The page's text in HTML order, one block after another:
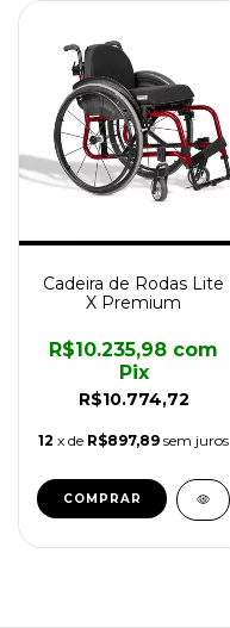
Cadeira de Rodas Lite
X Premium
R$10.774,72
R$10.235,98 com
Pix
12 x de R$897,89 sem juros
COMPRAR